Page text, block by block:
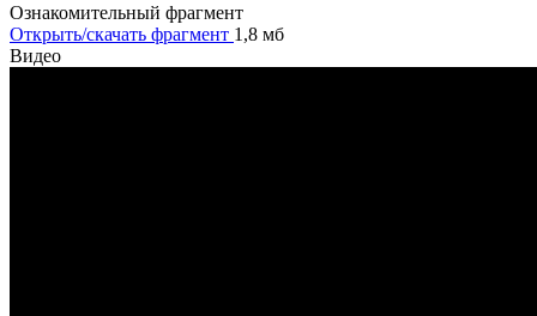
Ознакомительный фрагмент
Открыть/скачать фрагмент 1,8 мб
Видео